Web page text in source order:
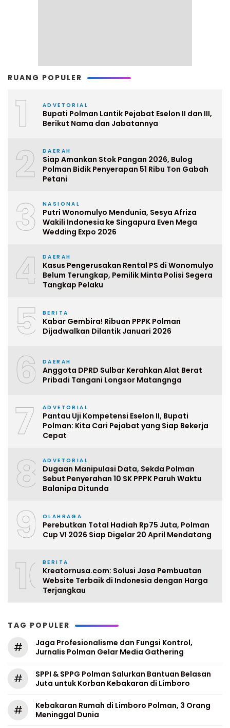
RUANG POPULER
1 ADVETORIAL
Bupati Polman Lantik Pejabat Eselon II dan III,
Berikut Nama dan Jabatannya
2 DAERAH
Siap Amankan Stok Pangan 2026, Bulog
Polman Bidik Penyerapan 51 Ribu Ton Gabah
Petani
3 NASIONAL
Putri Wonomulyo Mendunia, Sesya Afriza
Wakili Indonesia ke Singapura Even Mega
Wedding Expo 2026
4 DAERAH
Kasus Pengerusakan Rental PS di Wonomulyo
Belum Terungkap, Pemilik Minta Polisi Segera
Tangkap Pelaku
5 BERITA
Kabar Gembira! Ribuan PPPK Polman
Dijadwalkan Dilantik Januari 2026
6 DAERAH
Anggota DPRD Sulbar Kerahkan Alat Berat
Pribadi Tangani Longsor Matangnga
7 ADVETORIAL
Pantau Uji Kompetensi Eselon II, Bupati
Polman: Kita Cari Pejabat yang Siap Bekerja
Cepat
8 ADVETORIAL
Dugaan Manipulasi Data, Sekda Polman
Sebut Penyerahan 10 SK PPPK Paruh Waktu
Balanipa Ditunda
9 OLAHRAGA
Perebutkan Total Hadiah Rp75 Juta, Polman
Cup VI 2026 Siap Digelar 20 April Mendatang
10BERITA
Kreatornusa.com: Solusi Jasa Pembuatan
Website Terbaik di Indonesia dengan Harga
Terjangkau
TAG POPULER
#
Jaga Profesionalisme dan Fungsi Kontrol,
Jurnalis Polman Gelar Media Gathering
#
SPPI & SPPG Polman Salurkan Bantuan Belasan
Juta untuk Korban Kebakaran di Limboro
#
Kebakaran Rumah di Limboro Polman, 3 Orang
Meninggal Dunia